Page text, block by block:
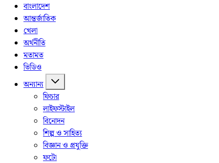
বাংলাদেশ
আন্তর্জাতিক
খেলা
অর্থনীতি
মতামত
ভিডিও
অন্যান্য
ফিচার
লাইফস্টাইল
বিনোদন
শিল্প ও সাহিত্য
বিজ্ঞান ও প্রযুক্তি
ফটো